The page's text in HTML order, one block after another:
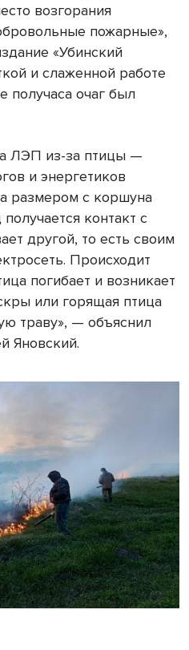
возгорания
пожарные»,
«Убинский
и слаженной работе
получаса очаг был
ЛЭП из-за птицы —
и энергетиков
размером с коршуна
контакт с
другой, то есть своим
Происходит
погибает и возникает
или горящая птица
траву», — объяснил
Яновский.